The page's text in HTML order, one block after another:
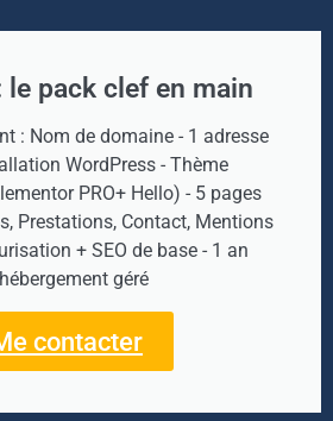
le pack clef en main
: Nom de domaine - 1 adresse
WordPress - Thème
PRO+ Hello) - 5 pages
Prestations, Contact, Mentions
+ SEO de base - 1 an
géré
contacter